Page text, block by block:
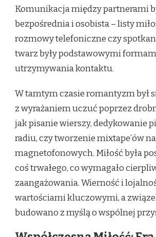
Komunikacja między partnerami
bezpośrednia i osobista – listy
rozmowy telefoniczne czy
twarz były podstawowymi
utrzymywania kontaktu.
W tamtym czasie romantyzm był
z wyrażaniem uczuć poprzez
jak pisanie wierszy, dedykowanie
radiu, czy tworzenie mixtape’ów
magnetofonowych. Miłość była
coś trwałego, co wymagało
zaangażowania. Wierność i
wartościami kluczowymi, a
budowano z myślą o wspólnej